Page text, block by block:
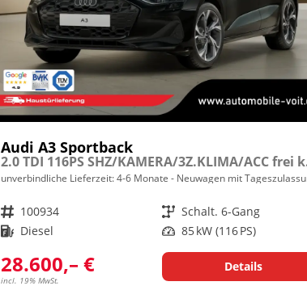
Audi A3 Sportback
2.0
unverbindliche Lieferzeit: 4-6 Monate Neuwagen mit
Fahrzeugnr. 100934 Getriebe Schalt. 6-Gang
Kraftstoff Diesel Leistung 85 kW (116 PS)
28.600,– €
incl. 19% MwSt.
Details